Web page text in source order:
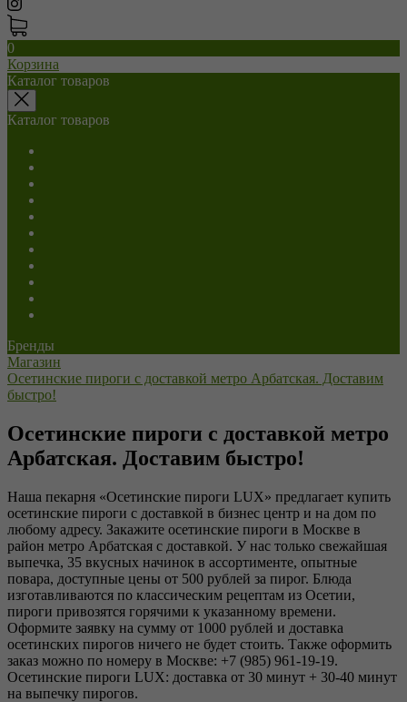
0
Корзина
Каталог товаров
Каталог товаров
Бренды
Магазин
Осетинские пироги с доставкой метро Арбатская. Доставим
быстро!
Осетинские пироги с доставкой метро
Арбатская. Доставим быстро!
Наша пекарня «Осетинские пироги LUX» предлагает купить
осетинские пироги с доставкой в бизнес центр и на дом по
любому адресу. Закажите осетинские пироги в Москве в
район метро Арбатская с доставкой. У нас только свежайшая
выпечка, 35 вкусных начинок в ассортименте, опытные
повара, доступные цены от 500 рублей за пирог. Блюда
изготавливаются по классическим рецептам из Осетии,
пироги привозятся горячими к указанному времени.
Оформите заявку на сумму от 1000 рублей и доставка
осетинских пирогов ничего не будет стоить. Также оформить
заказ можно по номеру в Москве: +7 (985) 961-19-19.
Осетинские пироги LUX: доставка от 30 минут + 30-40 минут
на выпечку пирогов.